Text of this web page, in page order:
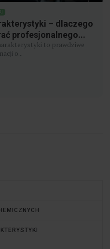
– dlaczego
profesjonalnego...
to prawdziwe
o...